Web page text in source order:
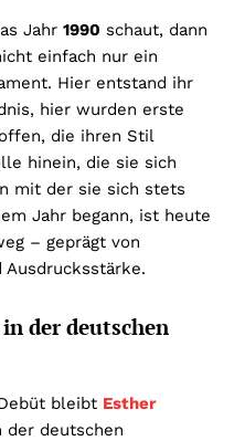
Jahr 1990 schaut, dann
einfach nur ein
Hier entstand ihr
hier wurden erste
die ihren Stil
hinein, die sie sich
mit der sie sich stets
Jahr begann, ist heute
– geprägt von
der deutschen
bleibt Esther
der deutschen